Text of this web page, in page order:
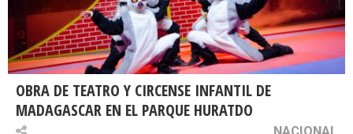
OBRA DE TEATRO Y CIRCENSE INFANTIL DE
MADAGASCAR EN EL PARQUE HURATDO